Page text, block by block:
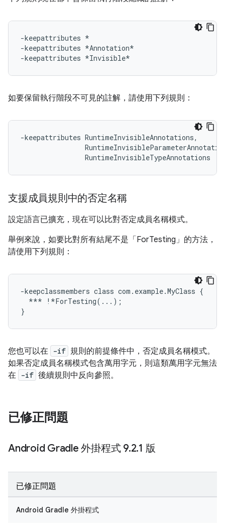
-keepattributes *
-keepattributes *Annotation*
如要保留執行階段不可見的註解，請使用下列規則：
-keepattributes RuntimeInvisibleAnnotations,
支援成員規則中的否定名稱
設定語言已擴充，現在可以比對否定成員名稱模式。
舉例來說，如要比對所有結尾不是「ForTesting」的方法，
請使用下列規則：
-keepclassmembers class com.example.MyClass {
  *** !*ForTesting(...);
您也可以在 -if 規則的前提條件中，否定成員名稱模式。
如果否定成員名稱模式包含萬用字元，則這類萬用字元無法
在
-if 後續規則中反向參照。
已修正問題
Android Gradle 外掛程式 9.2.1 版
已修正問題
Android Gradle 外掛程式